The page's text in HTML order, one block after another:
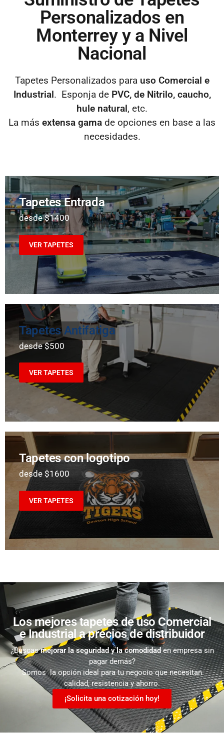
Personalizados en
Monterrey y a Nivel
Nacional
Tapetes Personalizados para uso Comercial e
Industrial. Esponja de PVC, de Nitrilo, caucho,
hule natural, etc.
La más extensa gama de opciones en base a las
necesidades.
Tapetes Entrada
desde $1400
VER TAPETES
Tapetes Antifatiga
desde $500
VER TAPETES
Tapetes con logotipo
desde $1600
VER TAPETES
Los mejores tapetes de uso Comercial
e Industrial a precios de distribuidor
¿Buscasmejorar la seguridad y la comodidaden empresa sin
pagar demás?
Somos la opción ideal para tu negocio que necesitan
calidad, resistencia y ahorro.
¡Solicita una cotización hoy!